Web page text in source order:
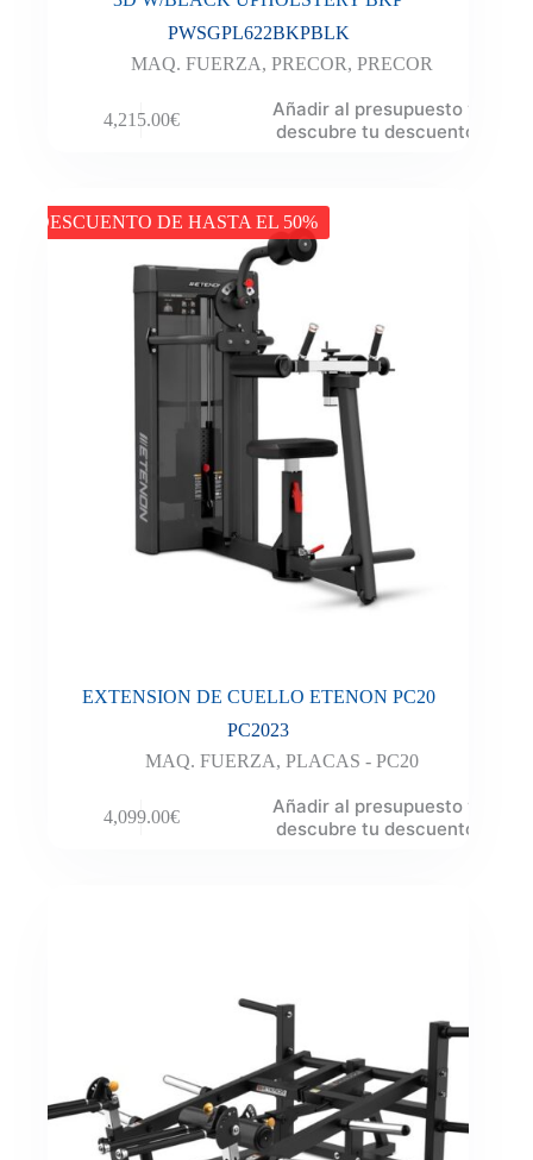
PWSGPL622BKPBLK
MAQ. FUERZA,PRECOR,PRECOR
4,215.00€
Añadir al presupuesto y
descubre tu descuento
DESCUENTO DE HASTA EL 50%
EXTENSION DE CUELLO ETENON PC20
PC2023
MAQ. FUERZA,PLACAS - PC20
4,099.00€
Añadir al presupuesto y
descubre tu descuento